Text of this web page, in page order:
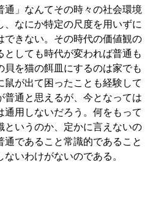
通」なんてその時々の社会環境
、なにか特定の尺度を用いずに
できない。その時代の価値観の
としても時代が変われば普通も
貝を猫の餌皿にするのは家でも
鼠が出て困ったことも経験して
普通と思えるが、今となっては
通用しないだろう。何をもって
というのか、定かに言えないの
通であること常識的であること
いわけがないのである。